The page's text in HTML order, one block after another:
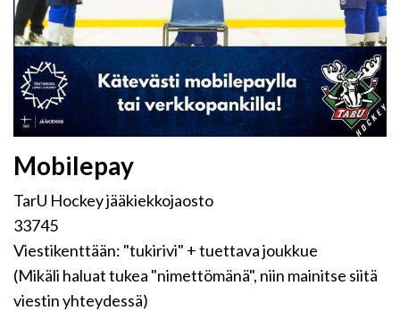
Mobilepay
TarU Hockey jääkiekkojaosto
33745
Viestikenttään: "tukirivi" + tuettava joukkue
(Mikäli haluat tukea "nimettömänä", niin mainitse siitä
viestin yhteydessä)